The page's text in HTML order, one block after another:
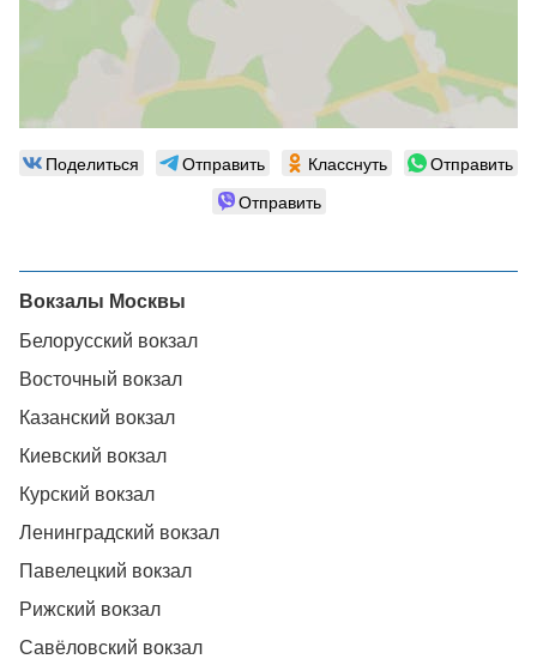
Поделиться Отправить Класснуть
Отправить
Отправить
Вокзалы Москвы
Белорусский вокзал
Восточный вокзал
Казанский вокзал
Киевский вокзал
Курский вокзал
Ленинградский вокзал
Павелецкий вокзал
Рижский вокзал
Савёловский вокзал